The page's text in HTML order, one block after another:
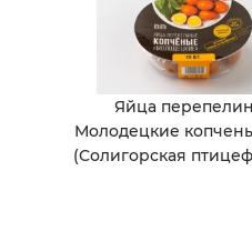
Яйца
Молодецкие
(Солигорская